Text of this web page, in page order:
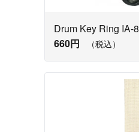
Drum Key Ring IA-8
660円
（税込）